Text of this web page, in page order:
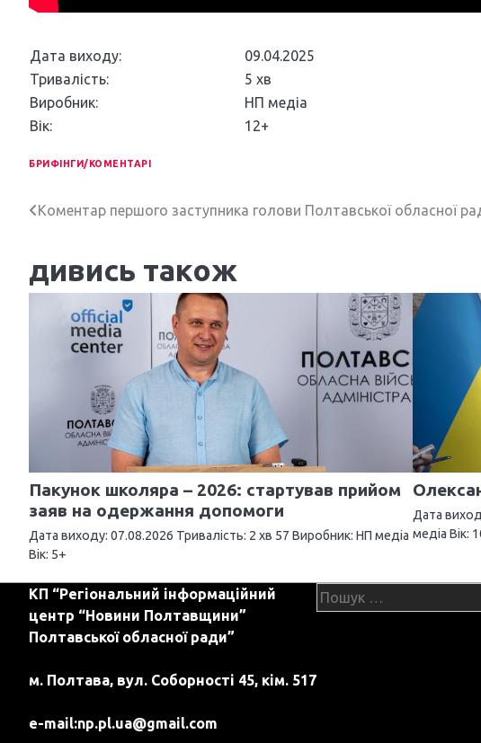
Дата виходу:
09.04.2025
Тривалість:
5 хв
Виробник:
НП медіа
Вік:
12+
БРИФІНГИ/КОМЕНТАРІ
Н
в
я
з
а
и
с
Коментар першого заступника голови Полтавської обласної
дивись також
Пакунок школяра – 2026: стартував прийом
заяв на одержання допомоги
Дата виходу: 07.08.2026 Тривалість: 2 хв 57 Виробник: НП медіа
Вік: 5+
Дата
медіа Вік:
КП “Регіональний інформаційний
центр “Новини Полтавщини”
Полтавської обласної ради”
м. Полтава, вул. Соборності 45, кім. 517
e-mail:np.pl.ua@gmail.com
Пошук: